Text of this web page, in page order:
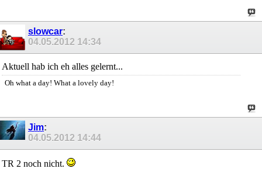
slowcar:
04.05.2012 14:34
Aktuell hab ich eh alles gelernt...
Oh what a day! What a lovely day!
Jim:
04.05.2012 14:44
TR 2 noch nicht.